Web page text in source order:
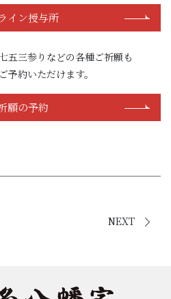
イン授与所
五三参りなどの各種ご祈願も
予約いただけます。
願の予約
NEXT